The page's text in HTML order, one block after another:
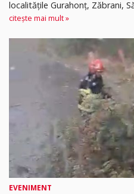
localitățile Gurahonț, Zăbrani,
citește mai mult »
EVENIMENT